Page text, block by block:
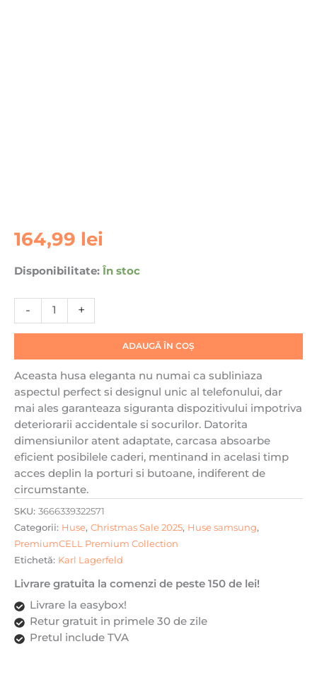
164,99 lei
Disponibilitate: În stoc
-
Cantitate
Husa
Samsung
Galaxy
Fold6
Lagerfeld,
Saffiano
Metal
Pin,
Hardcase,
Negru
+
ADAUGĂ ÎN COȘ
Aceasta husa eleganta nu numai ca subliniaza
aspectul perfect si designul unic al telefonului, dar
mai ales garanteaza siguranta dispozitivului impotriva
deteriorarii accidentale si socurilor. Datorita
dimensiunilor atent adaptate, carcasa absoarbe
eficient posibilele caderi, mentinand in acelasi timp
acces deplin la porturi si butoane, indiferent de
circumstante.
SKU: 3666339322571
Categorii: Huse, Christmas Sale 2025, Huse samsung,
PremiumCELL Premium Collection
Etichetă: Karl Lagerfeld
Livrare gratuita la comenzi de peste 150 de lei!
Livrare la easybox!
Retur gratuit in primele 30 de zile
Pretul include TVA